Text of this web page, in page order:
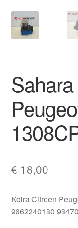
Tarkista
Tilini
Valitukset
€ 18,00
Koira Citroen
9662240180